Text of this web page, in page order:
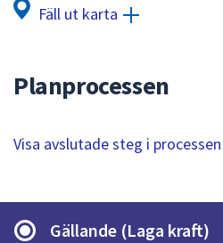
Fäll ut karta
Planprocessen
Visa avslutade steg i processen
Gällande (Laga kraft)